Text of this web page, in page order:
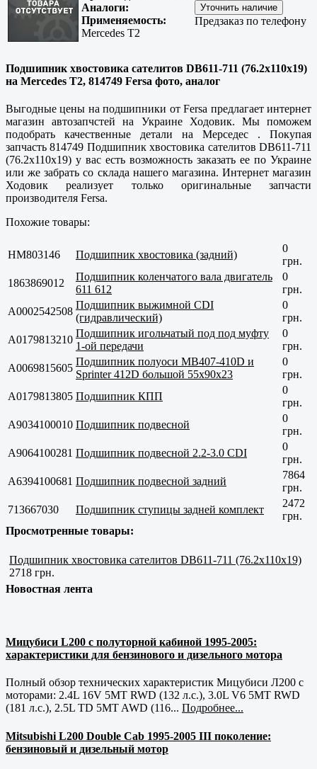
Аналоги:
Применяемость:
Mercedes T2
Предзаказ по телефону
Подшипник хвостовика сателитов DB611-711 (76.2x110x19)
на Mercedes T2, 814749 Fersa фото, аналог
Выгодные цены на подшипники от Fersa предлагает интернет
магазин автозапчстей на Украине Ходовик. Мы поможем
подобрать качественные детали на Мерседес . Покупая
запчасть 814749 Подшипник хвостовика сателитов DB611-711
(76.2x110x19) у вас есть возможность заказать ее по Украине
или же забрать со склада нашего магазина. Интернет магазин
Ходовик реализует только оригинальные запчасти
производителя Fersa.
Похожие товары:
HM803146 Подшипник хвостовика (задний)
0
грн.
1863869012
Подшипник коленчатого вала двигатель
611 612
0
грн.
A0002542508
Подшипник выжимной CDI
(гидравлический)
0
грн.
A0179813210
Подшипник игольчатый под под муфту
1-ой передачи
0
грн.
A0069815605
Подшипник полуоси MB407-410D и
Sprinter 412D большой 55x90x23
0
грн.
A0179813805 Подшипник КПП
0
грн.
A9034100010 Подшипник подвесной
0
грн.
A9064100281 Подшипник подвесной 2.2-3.0 CDI
0
грн.
A6394100681 Подшипник подвесной задний
7864
грн.
713667030
Подшипник ступицы задней комплект
2472
грн.
Просмотренные товары:
Подшипник хвостовика сателитов DB611-711 (76.2x110x19)
2718 грн.
Новостная лента
Мицубиси L200 с полуторной кабиной 1995-2005:
характеристики для бензинового и дизельного мотора
Полный обзор технических характеристик Мицубиси Л200 с
моторами: 2.4L 16V 5MT RWD (132 л.с.), 3.0L V6 5MT RWD
(181 л.с.), 2.5L TD 5MT AWD (116... Подробнее...
Mitsubishi L200 Double Cab 1995-2005 III поколение:
бензиновый и дизельный мотор